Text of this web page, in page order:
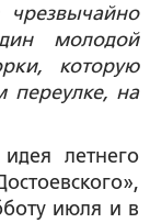
молодой
которую
переулке, на
летнего
июля и в